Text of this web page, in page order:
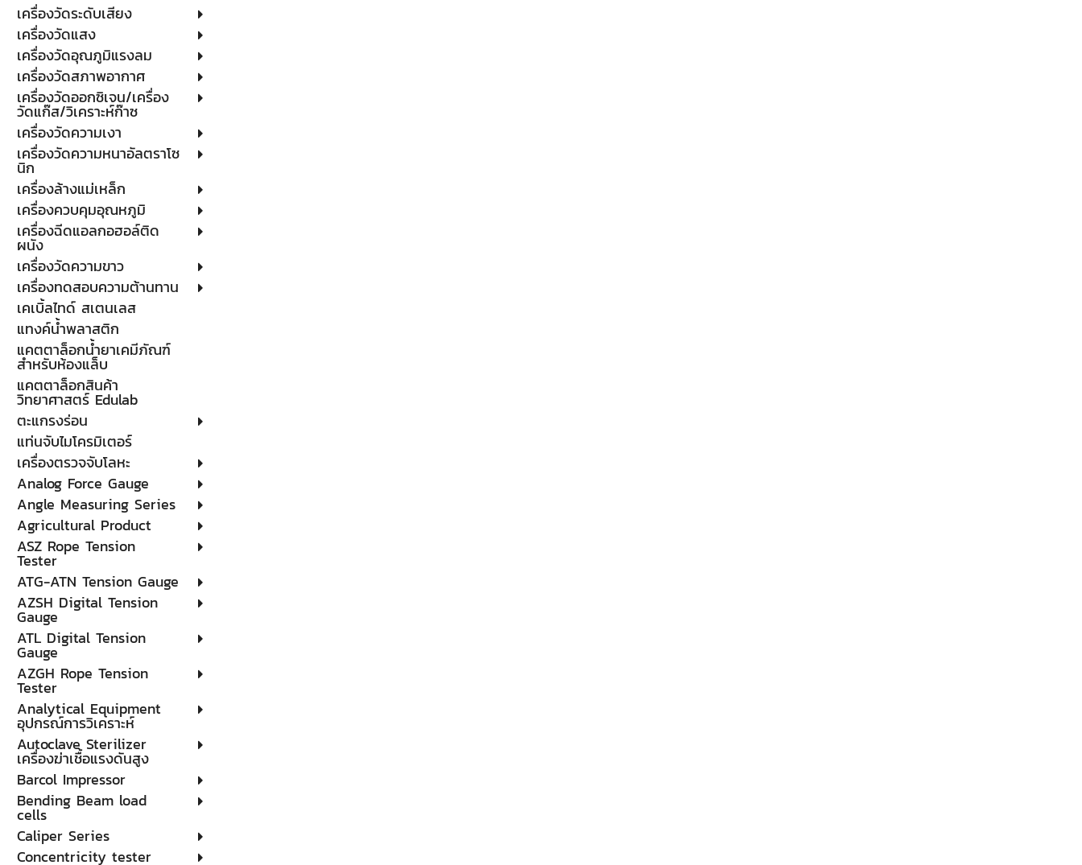
เครื่องวัดระดับเสียง
เครื่องวัดแสง
เครื่องวัดอุณภูมิแรงลม
เครื่องวัดสภาพอากาศ
เครื่องวัดออกซิเจน/เครื่อง
วัดแก๊ส/วิเคราะห์ก๊าซ
เครื่องวัดความเงา
เครื่องวัดความหนาอัลตราโซ
นิก
เครื่องล้างแม่เหล็ก
เครื่องควบคุมอุณหภูมิ
เครื่องฉีดแอลกอฮอล์ติด
ผนัง
เครื่องวัดความขาว
เครื่องทดสอบความต้านทาน
เคเบิ้ลไทด์ สเตนเลส
แทงค์น้ำพลาสติก
แคตตาล็อกน้ำยาเคมีภัณฑ์
สำหรับห้องแล็บ
แคตตาล็อกสินค้า
วิทยาศาสตร์ Edulab
ตะแกรงร่อน
แท่นจับไมโครมิเตอร์
เครื่องตรวจจับโลหะ
Analog Force Gauge
Angle Measuring Series
Agricultural Product
ASZ Rope Tension
Tester
ATG-ATN Tension Gauge
AZSH Digital Tension
Gauge
ATL Digital Tension
Gauge
AZGH Rope Tension
Tester
Analytical Equipment
อุปกรณ์การวิเคราะห์
Autoclave Sterilizer
เครื่องฆ่าเชื้อแรงดันสูง
Barcol Impressor
Bending Beam load
cells
Caliper Series
Concentricity tester